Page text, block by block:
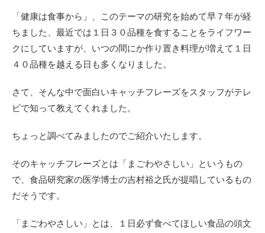
「健康は食事から」、このテーマの研究を始めて早７年が経
ちました、最近では１日３０品種を食することをライフワー
クにしていますが、いつの間にか作り置き料理が増えて１日
４０品種を越える日も多くなりました。
さて、そんな中で面白いキャッチフレーズをスタッフがテレ
ビで知って教えてくれました。
ちょっと調べてみましたのでご紹介いたします。
そのキャッチフレーズとは「まごわやさしい」というもの
で、食品研究家の医学博士の吉村裕之氏が提唱しているもの
だそうです。
「まごわやさしい」とは、１日必ず食べてほしい食品の頭文